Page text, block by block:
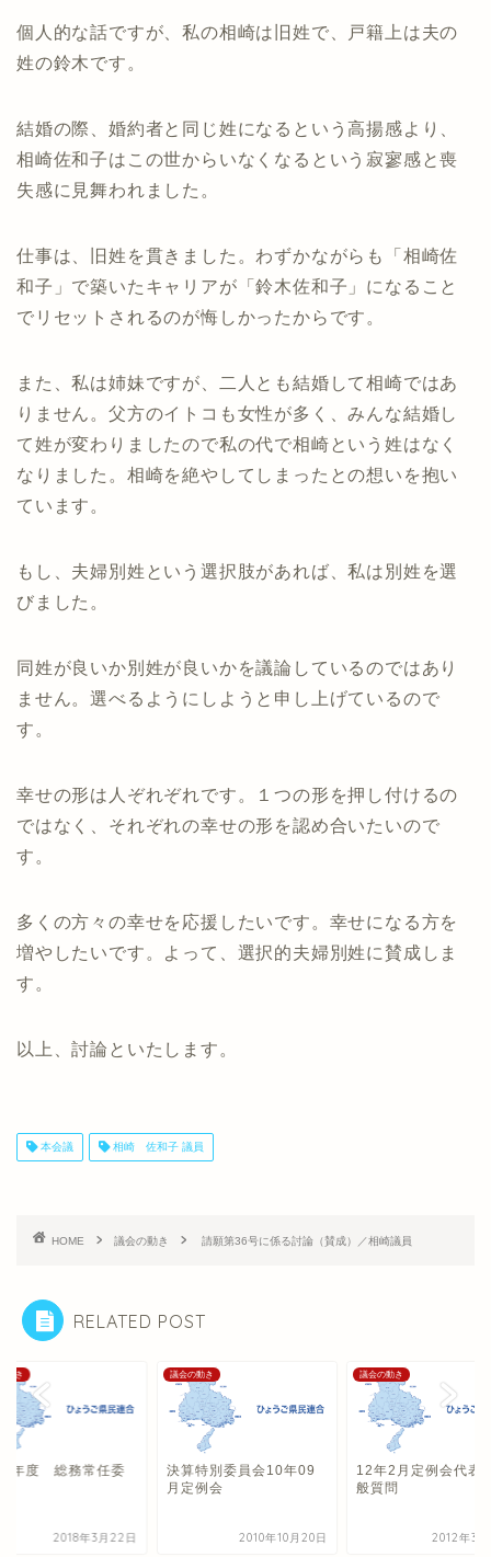
個人的な話ですが、私の相崎は旧姓で、戸籍上は夫の
姓の鈴木です。
結婚の際、婚約者と同じ姓になるという高揚感より、
相崎佐和子はこの世からいなくなるという寂寥感と喪
失感に見舞われました。
仕事は、旧姓を貫きました。わずかながらも「相崎佐
和子」で築いたキャリアが「鈴木佐和子」になること
でリセットされるのが悔しかったからです。
また、私は姉妹ですが、二人とも結婚して相崎ではあ
りません。父方のイトコも女性が多く、みんな結婚し
て姓が変わりましたので私の代で相崎という姓はなく
なりました。相崎を絶やしてしまったとの想いを抱い
ています。
もし、夫婦別姓という選択肢があれば、私は別姓を選
びました。
同姓が良いか別姓が良いかを議論しているのではあり
ません。選べるようにしようと申し上げているので
す。
幸せの形は人ぞれぞれです。１つの形を押し付けるの
ではなく、それぞれの幸せの形を認め合いたいので
す。
多くの方々の幸せを応援したいです。幸せになる方を
増やしたいです。よって、選択的夫婦別姓に賛成しま
す。
以上、討論といたします。
本会議 相崎 佐和子 議員
HOME 議会の動き 請願第36号に係る討論（賛成）／相崎議員
RELATED POST
動き
年度 総務常任委
2018年3月22日
議会の動き
決算特別委員会10年09
月定例会
2010年10月20日
議会の動き
12年2月定例会代表
般質問
2012年3